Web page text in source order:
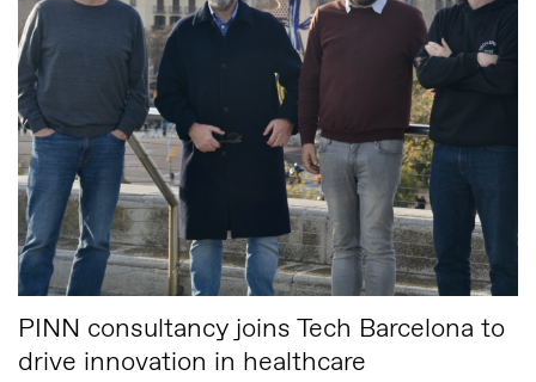
PINN consultancy joins Tech Barcelona to
drive innovation in healthcare